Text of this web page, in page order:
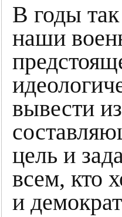
В годы
наши
вывести
цель и
всем, кто
и